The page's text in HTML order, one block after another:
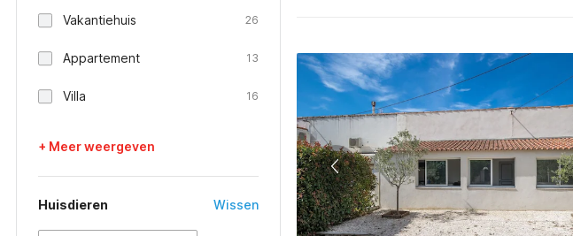
Vakantiehuis 26
Appartement 13
Villa 16
+ Meer weergeven
Huisdieren Wissen